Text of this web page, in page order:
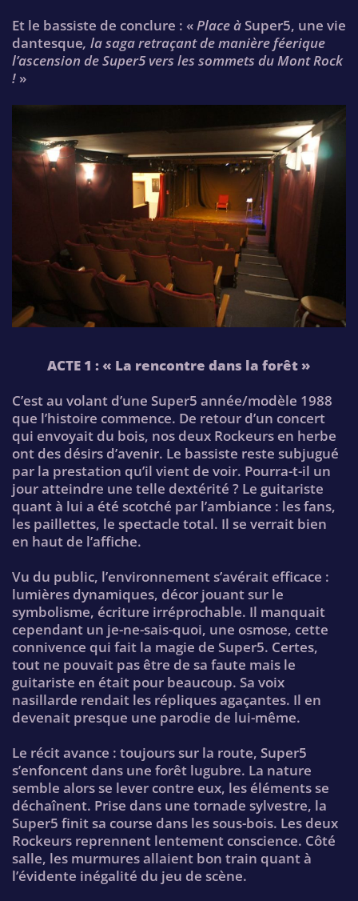
Et le bassiste de conclure : «Place àSuper5, une vie
dantesque, la saga retraçant de manière féerique
l’ascension de Super5 vers les sommets du Mont Rock
! »
ACTE 1 : « La rencontre dans la forêt »
C’est au volant d’une Super5 année/modèle 1988
que l’histoire commence. De retour d’un concert
qui envoyait du bois, nos deux Rockeurs en herbe
ont des désirs d’avenir. Le bassiste reste subjugué
par la prestation qu’il vient de voir. Pourra-t-il un
jour atteindre une telle dextérité ? Le guitariste
quant à lui a été scotché par l’ambiance : les fans,
les paillettes, le spectacle total. Il se verrait bien
en haut de l’affiche.
Vu du public, l’environnement s’avérait efficace :
lumières dynamiques, décor jouant sur le
symbolisme, écriture irréprochable. Il manquait
cependant un je-ne-sais-quoi, une osmose, cette
connivence qui fait la magie de Super5. Certes,
tout ne pouvait pas être de sa faute mais le
guitariste en était pour beaucoup. Sa voix
nasillarde rendait les répliques agaçantes. Il en
devenait presque une parodie de lui-même.
Le récit avance : toujours sur la route, Super5
s’enfoncent dans une forêt lugubre. La nature
semble alors se lever contre eux, les éléments se
déchaînent. Prise dans une tornade sylvestre, la
Super5 finit sa course dans les sous-bois. Les deux
Rockeurs reprennent lentement conscience. Côté
salle, les murmures allaient bon train quant à
l’évidente inégalité du jeu de scène.